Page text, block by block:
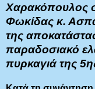
Χαρακόπουλος
Φωκίδας κ.
της
παραδοσιακό
πυρκαγιά της